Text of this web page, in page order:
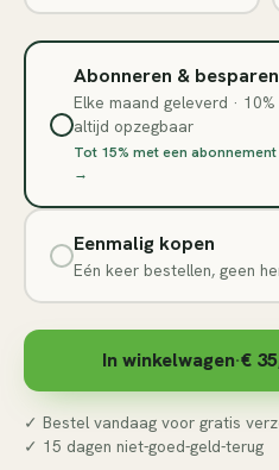
Abonneren & besparen
Elke maand geleverd · 10%
altijd opzegbaar
Tot 15% met een
→
Eenmalig kopen
Eén keer bestellen, geen
In winkelwagen·€
✓ Bestel vandaag voor gratis
✓ 15 dagen niet-goed-geld-terug